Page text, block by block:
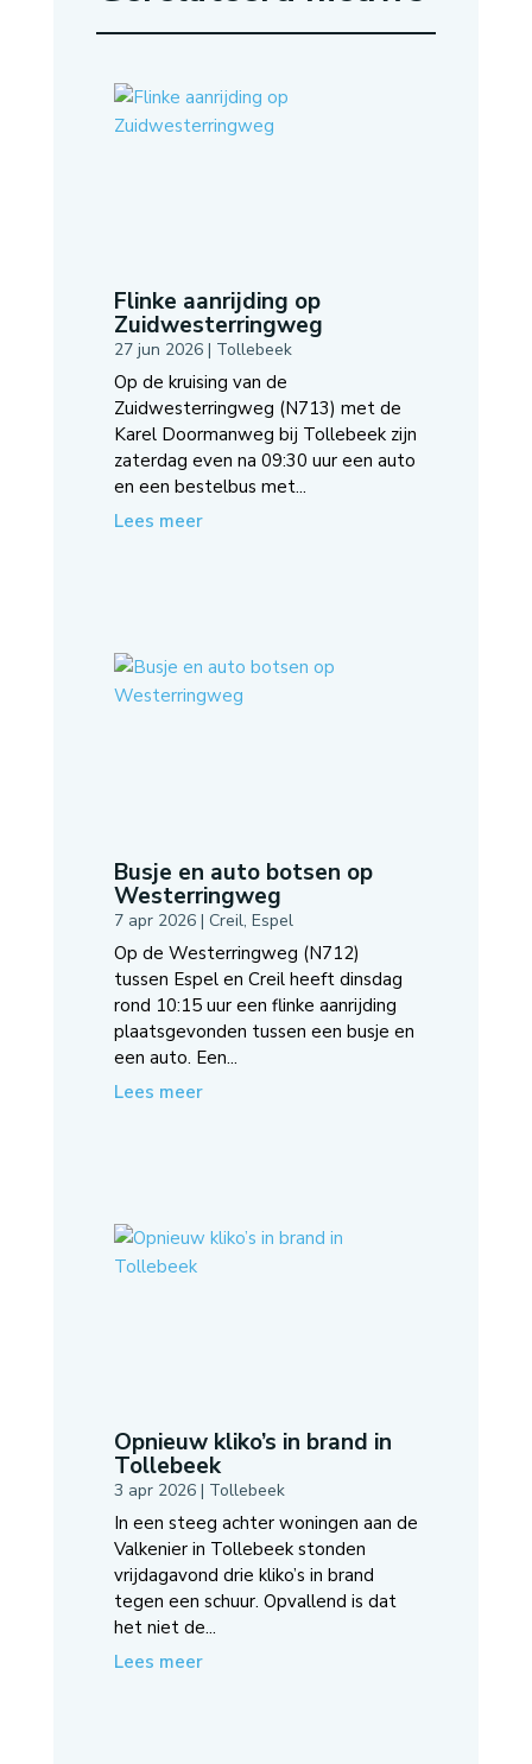
Flinke aanrijding op
Zuidwesterringweg
27 jun 2026| Tollebeek
Op de kruising van de
Zuidwesterringweg (N713) met de
Karel Doormanweg bij Tollebeek zijn
zaterdag even na 09:30 uur een auto
en een bestelbus met...
Lees meer
Busje en auto botsen op
Westerringweg
7 apr 2026| Creil, Espel
Op de Westerringweg (N712)
tussen Espel en Creil heeft dinsdag
rond 10:15 uur een flinke aanrijding
plaatsgevonden tussen een busje en
een auto. Een...
Lees meer
Opnieuw kliko’s in brand in
Tollebeek
3 apr 2026| Tollebeek
In een steeg achter woningen aan de
Valkenier in Tollebeek stonden
vrijdagavond drie kliko’s in brand
tegen een schuur. Opvallend is dat
het niet de...
Lees meer